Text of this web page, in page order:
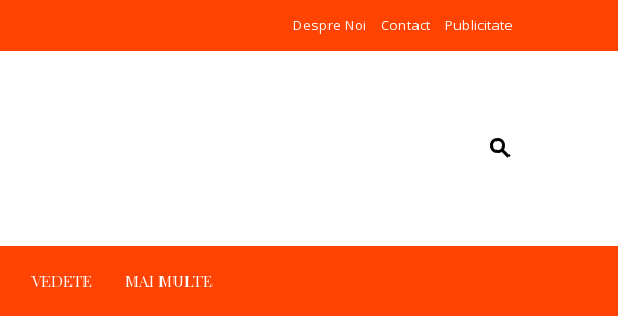
Despre Noi Contact Publicitate
VEDETE MAI MULTE